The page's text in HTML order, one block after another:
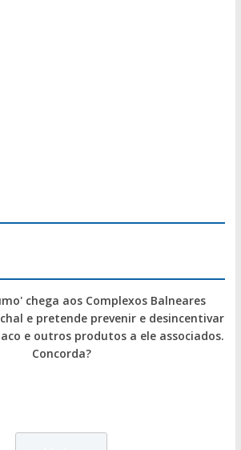
chega aos Complexos Balneares
e pretende prevenir e desincentivar
e outros produtos a ele associados.
Concorda?